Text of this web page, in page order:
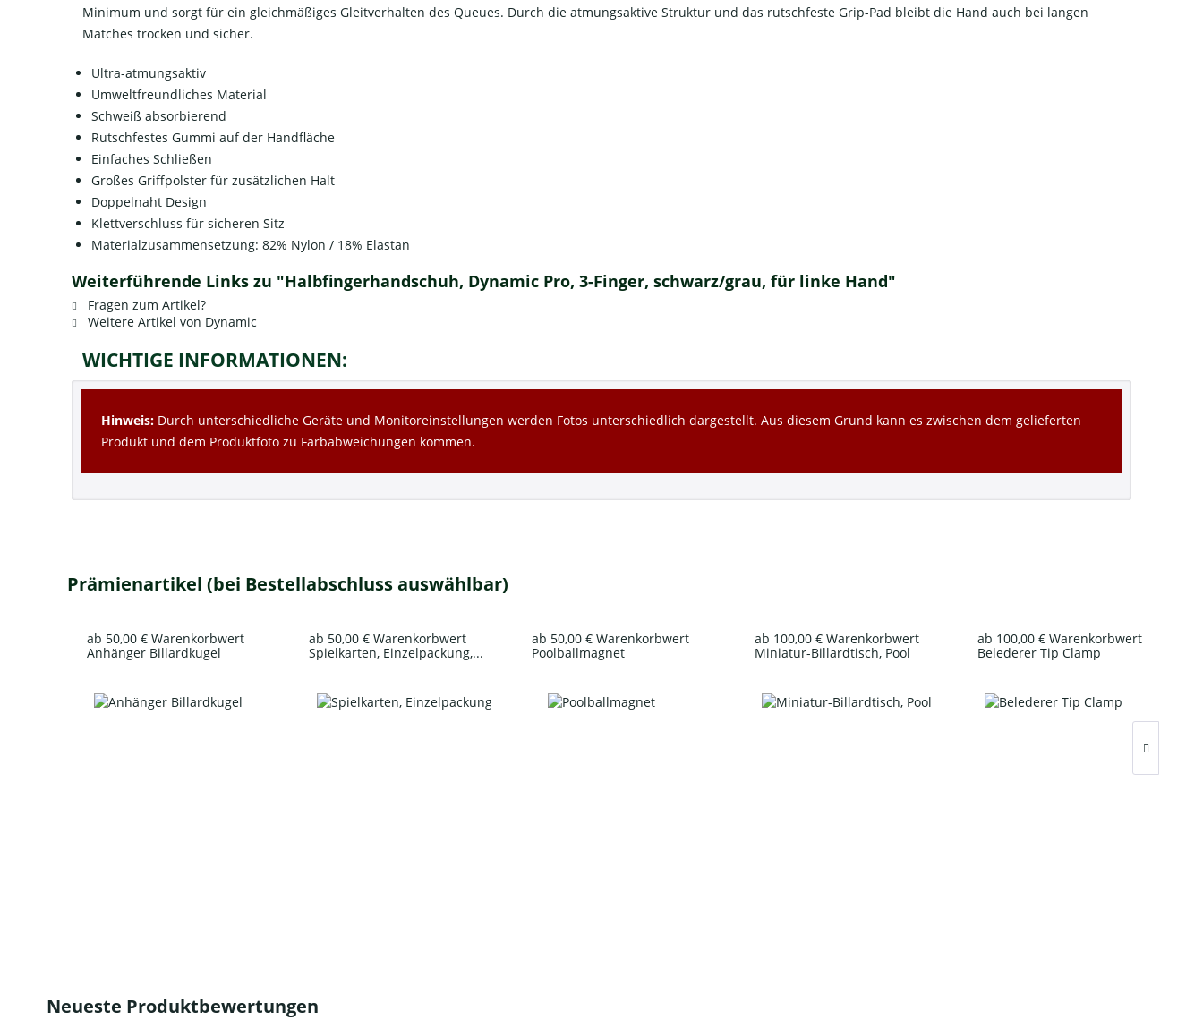
Minimum und sorgt für ein gleichmäßiges Gleitverhalten des Queues. Durch die atmungsaktive Struktur und das rutschfeste Grip-Pad bleibt die Hand auch bei langen
Matches trocken und sicher.
Ultra-atmungsaktiv
Umweltfreundliches Material
Schweiß absorbierend
Rutschfestes Gummi auf der Handfläche
Einfaches Schließen
Großes Griffpolster für zusätzlichen Halt
Doppelnaht Design
Klettverschluss für sicheren Sitz
Materialzusammensetzung: 82% Nylon / 18% Elastan
Weiterführende Links zu "Halbfingerhandschuh, Dynamic Pro, 3-Finger, schwarz/grau, für linke Hand"
Fragen zum Artikel?
Weitere Artikel von Dynamic
WICHTIGE INFORMATIONEN:
Hinweis: Durch unterschiedliche Geräte und Monitoreinstellungen werden Fotos unterschiedlich dargestellt. Aus diesem Grund kann es zwischen dem gelieferten
Produkt und dem Produktfoto zu Farbabweichungen kommen.
Prämienartikel (bei Bestellabschluss auswählbar)
ab 50,00 € Warenkorbwert
Anhänger Billardkugel
ab 50,00 € Warenkorbwert
Spielkarten, Einzelpackung,...
ab 50,00 € Warenkorbwert
Poolballmagnet
ab 100,00 € Warenkorbwert
Miniatur-Billardtisch, Pool
ab 100,00 € Warenkorbwert
Belederer Tip Clamp
Neueste Produktbewertungen